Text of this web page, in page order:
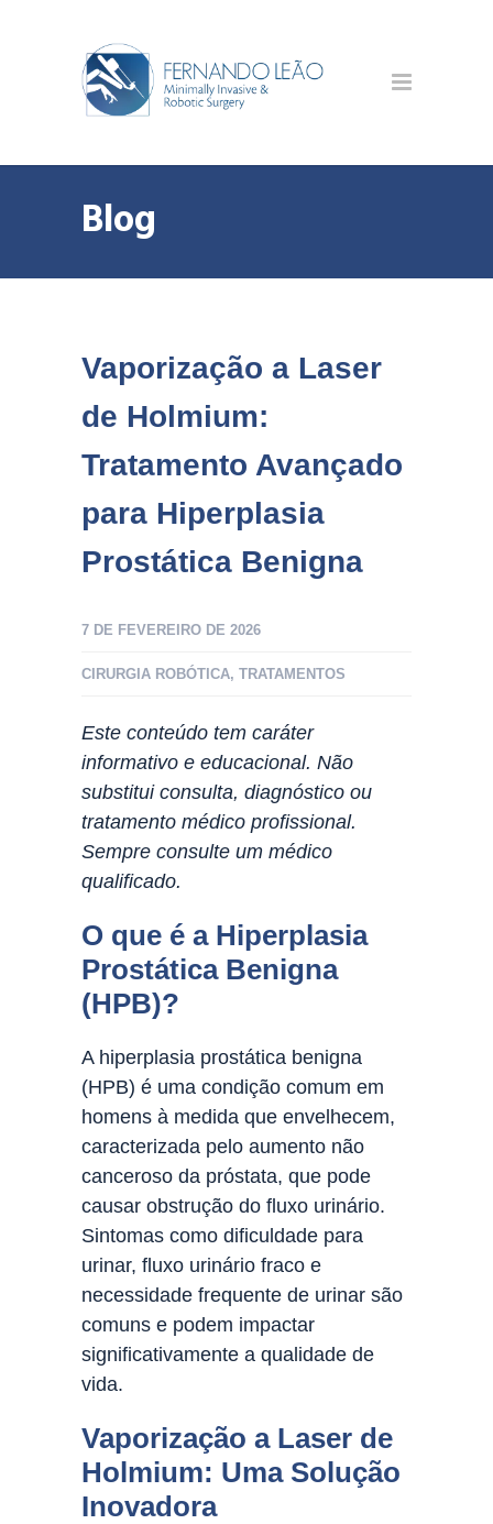
Blog
Vaporização a Laser
de Holmium:
Tratamento Avançado
para Hiperplasia
Prostática Benigna
7 DE FEVEREIRO DE 2026
CIRURGIA ROBÓTICA, TRATAMENTOS
Este conteúdo tem caráter
informativo e educacional. Não
substitui consulta, diagnóstico ou
tratamento médico profissional.
Sempre consulte um médico
qualificado.
O que é a Hiperplasia
Prostática Benigna
(HPB)?
A hiperplasia prostática benigna
(HPB) é uma condição comum em
homens à medida que envelhecem,
caracterizada pelo aumento não
canceroso da próstata, que pode
causar obstrução do fluxo urinário.
Sintomas como dificuldade para
urinar, fluxo urinário fraco e
necessidade frequente de urinar são
comuns e podem impactar
significativamente a qualidade de
vida.
Vaporização a Laser de
Holmium: Uma Solução
Inovadora